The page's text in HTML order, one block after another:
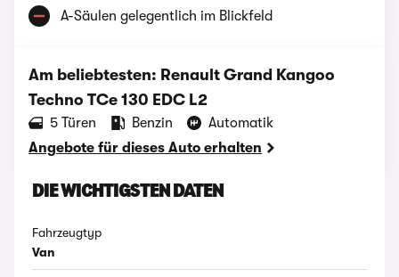
A-Säulen gelegentlich im Blickfeld
Am beliebtesten: Renault Grand Kangoo
Techno TCe 130 EDC L2
‪5‬ Türen Benzin
Automatik
Angebote für dieses Auto erhalten
DIE WICHTIGSTEN DATEN
Fahrzeugtyp
Van